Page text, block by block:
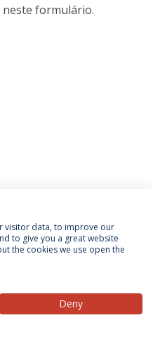
neste formulário.
Termos & Condições
dos Dados
Portuguesa
visitor data, to improve our
to give you a great website
the cookies we use open the
Deny